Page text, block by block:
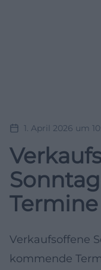
1. April 2026 um
Verkaufsoffene
kommende